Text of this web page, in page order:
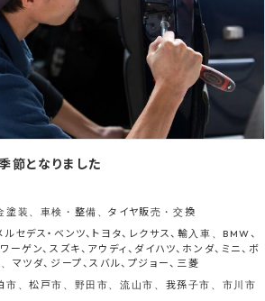
節となりました
塗装 、 車検・整備 、タイヤ販売・交換
ルセデス・ベンツ、 トヨタ、 レクサス、 輸入車 、 BMW、
ーゲン、スズキ、 アウディ、 ダイハツ、 ホンダ、 ミニ、 ボ
、 マツダ、 ジープ、スバル、 プジョー、 三菱
市 、松戸市 野田市 、流山市 我孫子市 市川市